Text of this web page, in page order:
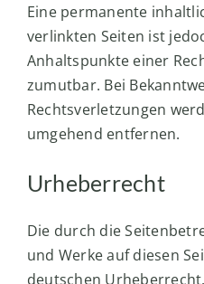
Eine permanente
verlinkten Seiten ist
Anhaltspunkte einer
zumutbar. Bei
Rechtsverletzungen
umgehend entfernen.
Urheberrecht
Die durch die
und Werke auf diesen
deutschen